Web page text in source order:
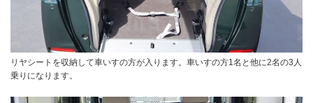
リヤシートを収納して車いすの方が入ります。車いすの方1名と他に2名の3人
乗りになります。